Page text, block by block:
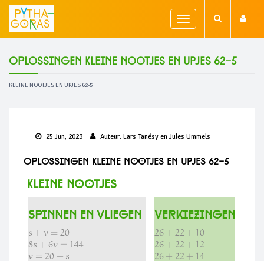
Toggle
navigation
Oplossingen Kleine nootjes en UPjes 62-5
KLEINE NOOTJES EN UPJES 62-5
25 Jun, 2023 Auteur: Lars Tanésy en Jules Ummels
Oplossingen Kleine nootjes en UPjes 62-5
Kleine nootjes
SpinNen en vlIegen
s + v = 20
8s + 6v = 144
v = 20 − s
verkiezingen
26 + 22 + 10
26 + 22 + 12
26 + 22 + 14